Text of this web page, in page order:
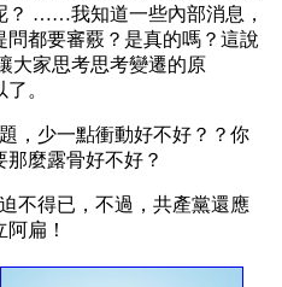
？ ……我知道一些內部消息，
都要審覈？是真的嗎？這說
大家思考思考變遷的原
。
，少一點衝動好不好？？你
麼露骨好不好？
不得已，不過，共產黨還應
扁！